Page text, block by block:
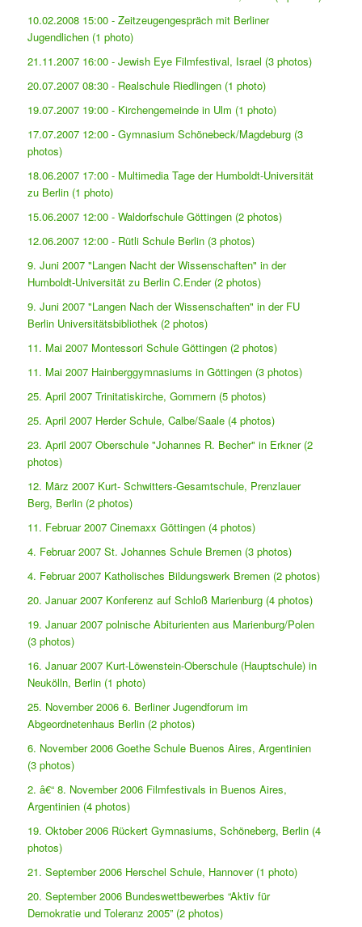
10.02.2008 15:00 - Zeitzeugengespräch mit Berliner
Jugendlichen (1 photo)
21.11.2007 16:00 - Jewish Eye Filmfestival, Israel (3 photos)
20.07.2007 08:30 - Realschule Riedlingen (1 photo)
19.07.2007 19:00 - Kirchengemeinde in Ulm (1 photo)
17.07.2007 12:00 - Gymnasium Schönebeck/Magdeburg (3
photos)
18.06.2007 17:00 - Multimedia Tage der Humboldt-Universität
zu Berlin (1 photo)
15.06.2007 12:00 - Waldorfschule Göttingen (2 photos)
12.06.2007 12:00 - Rütli Schule Berlin (3 photos)
9. Juni 2007 "Langen Nacht der Wissenschaften" in der
Humboldt-Universität zu Berlin C.Ender (2 photos)
9. Juni 2007 "Langen Nach der Wissenschaften" in der FU
Berlin Universitätsbibliothek (2 photos)
11. Mai 2007 Montessori Schule Göttingen (2 photos)
11. Mai 2007 Hainberggymnasiums in Göttingen (3 photos)
25. April 2007 Trinitatiskirche, Gommern (5 photos)
25. April 2007 Herder Schule, Calbe/Saale (4 photos)
23. April 2007 Oberschule "Johannes R. Becher" in Erkner (2
photos)
12. März 2007 Kurt- Schwitters-Gesamtschule, Prenzlauer
Berg, Berlin (2 photos)
11. Februar 2007 Cinemaxx Göttingen (4 photos)
4. Februar 2007 St. Johannes Schule Bremen (3 photos)
4. Februar 2007 Katholisches Bildungswerk Bremen (2 photos)
20. Januar 2007 Konferenz auf Schloß Marienburg (4 photos)
19. Januar 2007 polnische Abiturienten aus Marienburg/Polen
(3 photos)
16. Januar 2007 Kurt-Löwenstein-Oberschule (Hauptschule) in
Neukölln, Berlin (1 photo)
25. November 2006 6. Berliner Jugendforum im
Abgeordnetenhaus Berlin (2 photos)
6. November 2006 Goethe Schule Buenos Aires, Argentinien
(3 photos)
2. â€“ 8. November 2006 Filmfestivals in Buenos Aires,
Argentinien (4 photos)
19. Oktober 2006 Rückert Gymnasiums, Schöneberg, Berlin (4
photos)
21. September 2006 Herschel Schule, Hannover (1 photo)
20. September 2006 Bundeswettbewerbes “Aktiv für
Demokratie und Toleranz 2005” (2 photos)